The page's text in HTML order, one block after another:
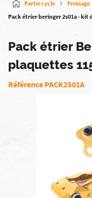
Partie cycle Freinage
Pack étrier beringer 2s01a - kit
Pack étrier
plaquettes
Référence PACK2S01A